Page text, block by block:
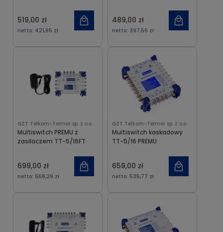
519,00 zł
netto: 421,95 zł
489,00 zł
netto: 397,56 zł
GZT Telkom-Telmor sp. z o.o.
Multiswitch PREMU z
zasilaczem TT-5/16FT
699,00 zł
netto: 568,29 zł
GZT Telkom-Telmor sp. z o.o.
Multiswitch kaskadowy
TT-5/16 PREMU
659,00 zł
netto: 535,77 zł